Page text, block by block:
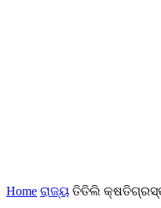
Home ରାଜ୍ୟ ତିତିଲି